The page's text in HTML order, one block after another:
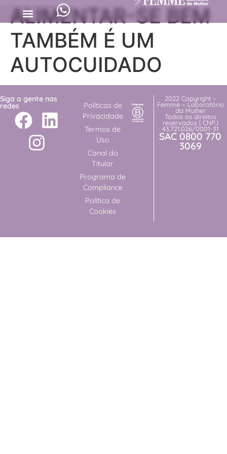
ALIMENTAR-SE BEM
TAMBÉM É UM
AUTOCUIDADO
Siga a gente nas
redes
Políticas de
Privacidade
Termos de
Uso
Canal do
Titular
Programa de
Compliance
Política de
Cookies
2022 Copyright –
Femme – Laboratório
da Mulher
Todos os direitos
reservados | CNPJ
43.721.026/0001-31
SAC 0800 770
3069